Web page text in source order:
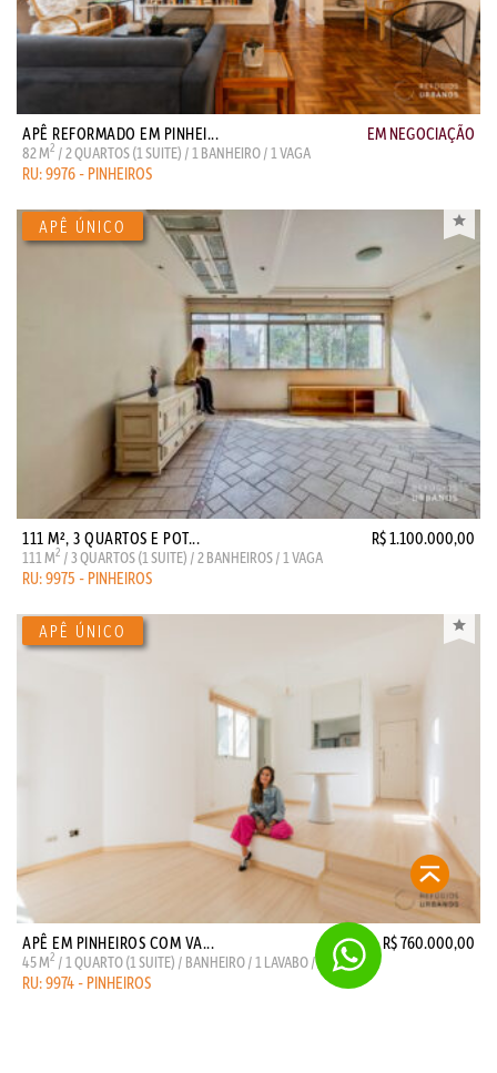
APÊ REFORMADO EM PINHEI... EM NEGOCIAÇÃO
82 M2 / 2 QUARTOS (1 SUITE) / 1 BANHEIRO / 1 VAGA
RU: 9976 - PINHEIROS
111 M², 3 QUARTOS E POT... R$ 1.100.000,00
111 M2 / 3 QUARTOS (1 SUITE) / 2 BANHEIROS / 1 VAGA
RU: 9975 - PINHEIROS
APÊ EM PINHEIROS COM VA... R$ 760.000,00
45 M2 / 1 QUARTO (1 SUITE) / BANHEIRO / 1 LAVABO / 1 VAGA
RU: 9974 - PINHEIROS